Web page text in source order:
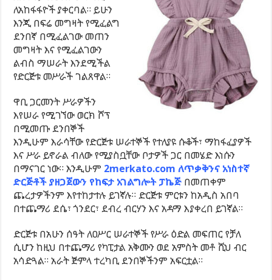
ለአከፋፋዮች ያቀርባል። ይሁን
እንጂ በፍሬ መግዛት የሚፈልግ
ደንበኛ በሚፈልገው መጠን
መግዛት እና የሚፈልገውን
ልብስ ማሠራት እንደሚችል
የድርጅቱ መሥራች ገልጸዋል።
ዋቢ ጋርመንት ሥራዎችን
እየሠራ የሚገኘው ወርክ ሾፕ
በሚመጡ ደንበኞች
እንዲሁም እራሳቸው የድርጅቱ ሠራተኞች የተለያዩ ሱቆች፣ ማከፋፈያዎች
እና ሥራ ይኖራል ብለው የሚያስቧቸው ቦታዎች ጋር በመሄድ እነሱን
በማናገር ነው። እንዲሁም 2merkato.com ለጥቃቅንና አነስተኛ
ድርጅቶች ያዘጋጀውን የከፍታ አገልግሎት ፓኬጅ በመጠቀም
ጨረታዎችንም እየተከታተሉ ይገኛሉ። ድርጅቱ ምርቱን ከአዲስ አበባ
በተጨማሪ ደሴ፣ ጎንደር፣ ደብረ ብርሃን እና አዳማ እያቀረበ ይገኛል።
ድርጅቱ በአሁን ሰዓት ለዐሥር ሠራተኞች የሥራ ዕድል መፍጠር የቻለ
ሲሆን ከዚህ በተጨማሪ የካፒታል አቅሙን ወደ አምስት መቶ ሺህ ብር
አሳድጓል። አራት ጅምላ ተረካቢ ደንበኞችንም አፍርቷል።